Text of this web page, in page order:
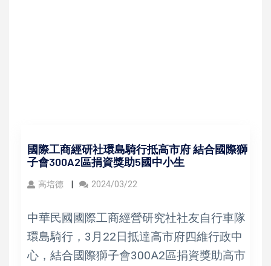
國際工商經研社環島騎行抵高市府 結合國際獅
子會300A2區捐資獎助5國中小生
高培德 2024/03/22
中華民國國際工商經營研究社社友自行車隊
環島騎行，3月22日抵達高市府四維行政中
心，結合國際獅子會300A2區捐資獎助高市